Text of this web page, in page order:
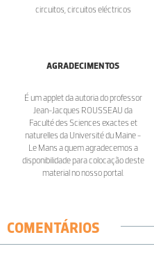
circuitos, circuitos eléctricos
AGRADECIMENTOS
É um applet da autoria do professor
Jean-Jacques ROUSSEAU da
Faculté des Sciences exactes et
naturelles da Université du Maine -
Le Mans a quem agradecemos a
disponibilidade para colocação deste
material no nosso portal.
COMENTÁRIOS